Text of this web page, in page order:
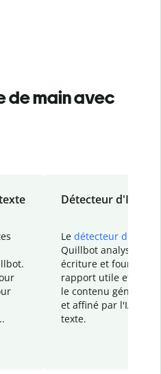
de main avec
Détecteur d'IA
Le détecteur d'IA
Quillbot analyse votre
écriture et fournit un
rapport utile et
le contenu généré
et affiné par l'IA
texte.